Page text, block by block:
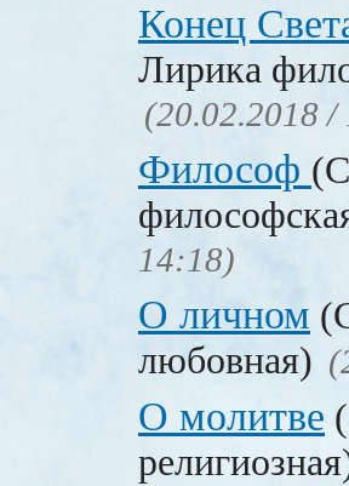
Конец
Лирика
(20.02.2018 /
Философ
14:18)
О личном
любовная)
О молитве